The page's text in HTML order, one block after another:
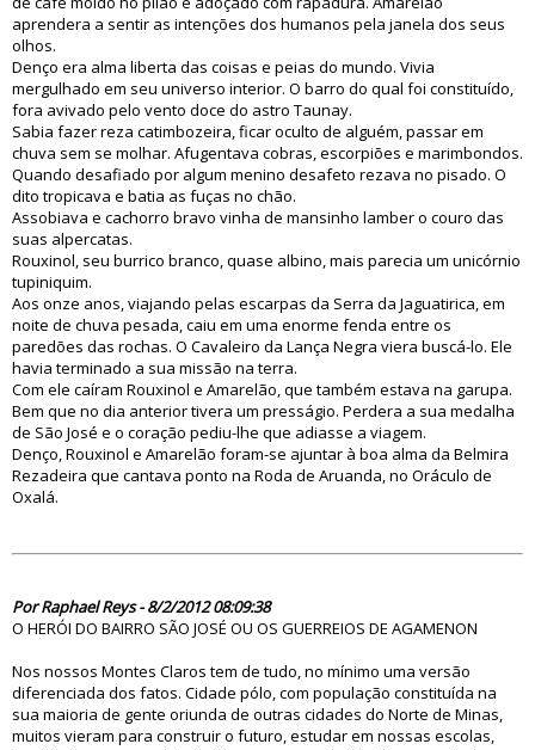
aprendera a sentir as intenções dos humanos pela janela dos seus
olhos.
Denço era alma liberta das coisas e peias do mundo. Vivia
mergulhado em seu universo interior. O barro do qual foi constituído,
fora avivado pelo vento doce do astro Taunay.
Sabia fazer reza catimbozeira, ficar oculto de alguém, passar em
chuva sem se molhar. Afugentava cobras, escorpiões e marimbondos.
Quando desafiado por algum menino desafeto rezava no pisado. O
dito tropicava e batia as fuças no chão.
Assobiava e cachorro bravo vinha de mansinho lamber o couro das
suas alpercatas.
Rouxinol, seu burrico branco, quase albino, mais parecia um unicórnio
tupiniquim.
Aos onze anos, viajando pelas escarpas da Serra da Jaguatirica, em
noite de chuva pesada, caiu em uma enorme fenda entre os
paredões das rochas. O Cavaleiro da Lança Negra viera buscá-lo. Ele
havia terminado a sua missão na terra.
Com ele caíram Rouxinol e Amarelão, que também estava na garupa.
Bem que no dia anterior tivera um presságio. Perdera a sua medalha
de São José e o coração pediu-lhe que adiasse a viagem.
Denço, Rouxinol e Amarelão foram-se ajuntar à boa alma da Belmira
Rezadeira que cantava ponto na Roda de Aruanda, no Oráculo de
Oxalá.
Por Raphael Reys - 8/2/2012 08:09:38
O HERÓI DO BAIRRO SÃO JOSÉ OU OS GUERREIOS DE AGAMENON
Nos nossos Montes Claros tem de tudo, no mínimo uma versão
diferenciada dos fatos. Cidade pólo, com população constituída na
sua maioria de gente oriunda de outras cidades do Norte de Minas,
muitos vieram para construir o futuro, estudar em nossas escolas,